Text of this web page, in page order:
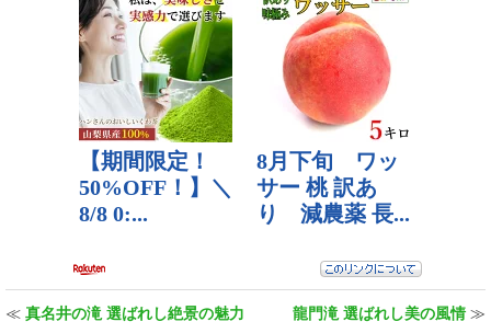
≪ 真名井の滝 選ばれし絶景の魅力 龍門滝 選ばれし美の風情≫